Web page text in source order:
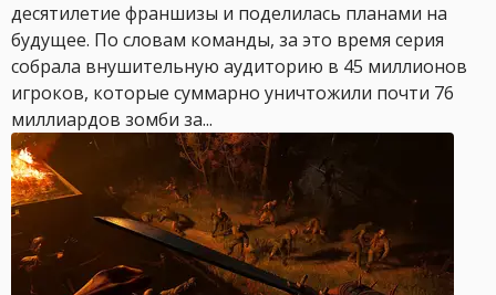
десятилетие франшизы и поделилась планами на
будущее. По словам команды, за это время серия
собрала внушительную аудиторию в 45 миллионов
игроков, которые суммарно уничтожили почти 76
миллиардов зомби за...